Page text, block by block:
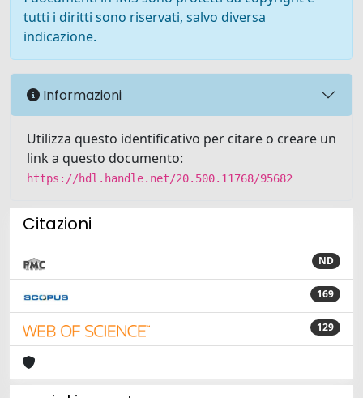
tutti i diritti sono riservati, salvo diversa
indicazione.
Informazioni
Utilizza questo identificativo per citare o creare un
link a questo documento:
https://hdl.handle.net/20.500.11768/95682
Citazioni
ND
169
129